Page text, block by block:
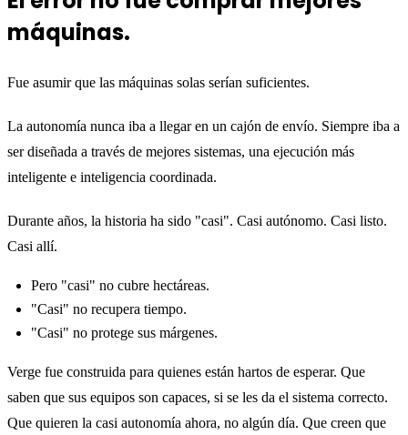
máquinas.
Fue asumir que las máquinas solas serían suficientes.
La autonomía nunca iba a llegar en un cajón de envío. Siempre iba a
ser diseñada a través de mejores sistemas, una ejecución más
inteligente e inteligencia coordinada.
Durante años, la historia ha sido "casi". Casi autónomo. Casi listo.
Casi allí.
Pero "casi" no cubre hectáreas.
"Casi" no recupera tiempo.
"Casi" no protege sus márgenes.
Verge fue construida para quienes están hartos de esperar. Que
saben que sus equipos son capaces, si se les da el sistema correcto.
Que quieren la casi autonomía ahora, no algún día. Que creen que